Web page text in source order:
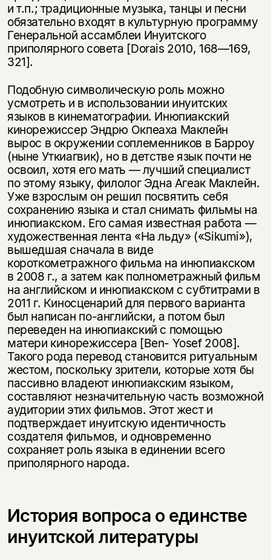
и т.п.; традиционные музыка, танцы и песни
обязательно входят в культурную программу
Генеральной ассамблеи Инуитского
приполярного совета [Dorais 2010, 168—169,
321].
Подобную символическую роль можно
усмотреть и в использовании инуитских
языков в кинематографии. Инюпиакский
кинорежиссер Эндрю Окпеаха Маклейн
вырос в окружении соплеменников в Барроу
(ныне Уткиагвик), но в детстве язык почти не
освоил, хотя его мать — лучший специалист
по этому языку, филолог Эдна Агеак Маклейн.
Уже взрослым он решил посвятить себя
сохранению языка и стал снимать фильмы на
инюпиакском. Его самая известная работа —
художественная лента «На льду» («Sikumi»),
вышедшая сначала в виде
короткометражного фильма на инюпиакском
в 2008 г., а затем как полнометражный фильм
на английском и инюпиакском с субтитрами в
2011 г. Киносценарий для первого варианта
был написан по-английски, а потом был
переведен на инюпиакский с помощью
матери кинорежиссера [Ben- Yosef 2008].
Такого рода перевод становится ритуальным
жестом, поскольку зрители, которые хотя бы
пассивно владеют инюпиакским языком,
составляют незначительную часть возможной
аудитории этих фильмов. Этот жест и
подтверждает инуитскую идентичность
создателя фильмов, и одновременно
сохраняет роль языка в единении всего
приполярного народа.
История вопроса о единстве
инуитской литературы